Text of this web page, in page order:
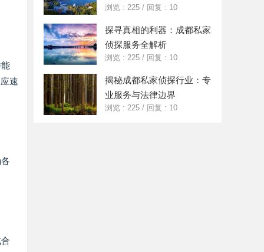
速
浏览 : 225 / 回复 : 10
探寻真相的利器：成都私家
侦探服务全解析
浏览 : 225 / 回复 : 10
揭秘成都私家侦探行业：专
业服务与法律边界
浏览 : 225 / 回复 : 10